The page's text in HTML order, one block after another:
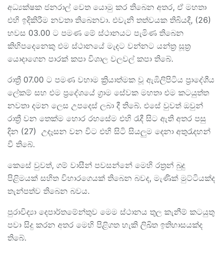
අධ්‍යක්ෂක ජනරාල් වෙත යොමු කර තිබෙන අතර, ඒ මහතා
එහි ඉදිකිරීම නවතා තිබෙනවා. එවැනි තත්වයක තිබියදී, (26)
හවස 03.00 ට පමණ මේ ස්ථානයට පැමිණ තිබෙන
කිහිපදෙනෙකු එම ස්ථානයේ මැදට වන්නට යන්ත්‍ර සූත්‍ර
යොදාගෙන පාරක් කපා විශාල වලවල් කපා තිබේ.
රාත්‍රී 07.00 ට පමණ වහාම ක්‍රියාත්මක වූ ඇඹිලිපිටිය ප්‍රාදේශීය
ලේකම් සහ එම ප්‍රදේශයේ ග්‍රාම සේවක මහතා එම කටයුත්ත
නවතා දමන ලෙස උපදෙස් ලබා දී තිබේ. එසේ වුවත් ඔවුන්
රාත්‍රී වන තෙක්ම හොර රහසේම එහි රැදී සිට ඇති අතර පසු
දින (27) උදෑසන වන විට එහි සිටි සියලුම දෙනා අතුරැදහන්
වී තිබේ.
කෙසේ වුවත්, ගම් වාසීන් පවසන්නේ මෙහි රත්‍රන් බුදු
පිළිමයක් සහිත විහාරගෙයක් තිබෙන බවද, මැණික් මුට්ටියක්ද
තැන්පත්ව තිබෙන බවය.
පුරාවිද්‍යා දෙපාර්තමේන්තුව මෙම ස්ථානය තුල කැනීම් කටයුතු
පවා සිදු කරන අතර මෙහි පිළිගත හැකි ලිඛිත ඉතිහාසයක්ද
තිබේ.